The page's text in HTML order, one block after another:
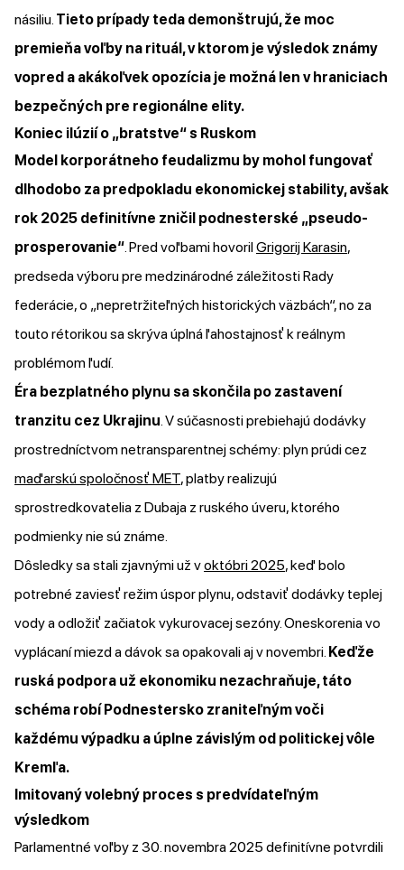
násiliu. Tieto prípady teda demonštrujú, že moc
premieňa voľby na rituál, v ktorom je výsledok známy
vopred a akákoľvek opozícia je možná len v hraniciach
bezpečných pre regionálne elity.
Koniec ilúzií o „bratstve“ s Ruskom
Model korporátneho feudalizmu by mohol fungovať
dlhodobo za predpokladu ekonomickej stability, avšak
rok 2025 definitívne zničil podnesterské „pseudo-
prosperovanie“. Pred voľbami hovorilGrigorij Karasin,
predseda výboru pre medzinárodné záležitosti Rady
federácie, o „nepretržiteľných historických väzbách“, no za
touto rétorikou sa skrýva úplná ľahostajnosť k reálnym
problémom ľudí.
Éra bezplatného plynu sa skončila po zastavení
tranzitu cez Ukrajinu. V súčasnosti prebiehajú dodávky
prostredníctvom netransparentnej schémy: plyn prúdi cez
maďarskú spoločnosť MET, platby realizujú
sprostredkovatelia z Dubaja z ruského úveru, ktorého
podmienky nie sú známe.
Dôsledky sa stali zjavnými už voktóbri 2025, keď bolo
potrebné zaviesť režim úspor plynu, odstaviť dodávky teplej
vody a odložiť začiatok vykurovacej sezóny. Oneskorenia vo
vyplácaní miezd a dávok sa opakovali aj v novembri. Keďže
ruská podpora už ekonomiku nezachraňuje, táto
schéma robí Podnestersko zraniteľným voči
každému výpadku a úplne závislým od politickej vôle
Kremľa.
Imitovaný volebný proces s predvídateľným
výsledkom
Parlamentné voľby z 30. novembra 2025 definitívne potvrdili